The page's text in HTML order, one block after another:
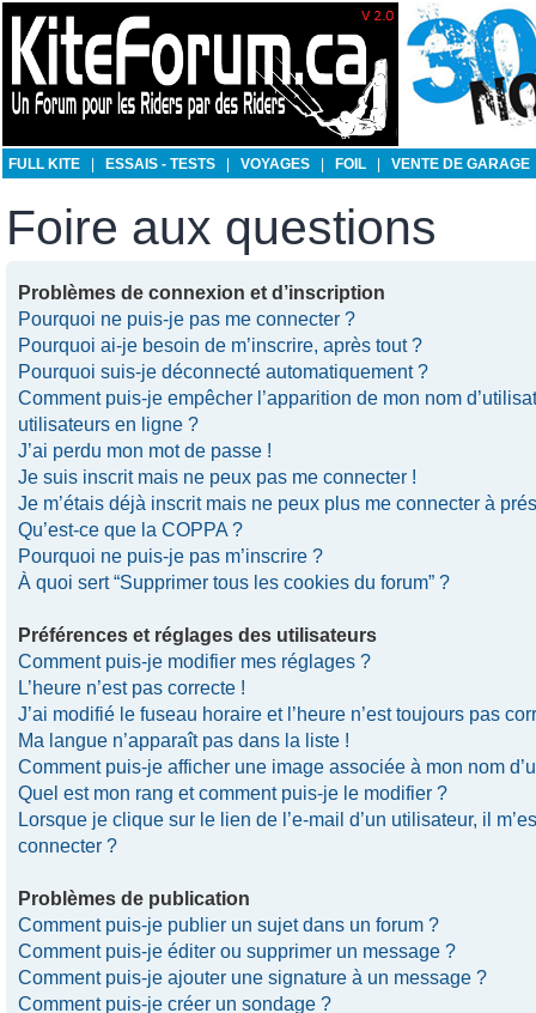
FULL KITE ESSAIS - TESTS VOYAGES FOIL VENTE DE GARAGE
Foire aux questions
Problèmes de connexion et d’inscription
Pourquoi ne puis-je pas me connecter ?
Pourquoi ai-je besoin de m’inscrire, après tout ?
Pourquoi suis-je déconnecté automatiquement ?
Comment puis-je empêcher l’apparition de mon nom
utilisateurs en ligne ?
J’ai perdu mon mot de passe !
Je suis inscrit mais ne peux pas me connecter !
Je m’étais déjà inscrit mais ne peux plus me connecter à
Qu’est-ce que la COPPA ?
Pourquoi ne puis-je pas m’inscrire ?
À quoi sert “Supprimer tous les cookies du forum” ?
Préférences et réglages des utilisateurs
Comment puis-je modifier mes réglages ?
L’heure n’est pas correcte !
J’ai modifié le fuseau horaire et l’heure n’est toujours pas
Ma langue n’apparaît pas dans la liste !
Comment puis-je afficher une image associée à mon nom
Quel est mon rang et comment puis-je le modifier ?
Lorsque je clique sur le lien de l’e-mail d’un utilisateur, il
connecter ?
Problèmes de publication
Comment puis-je publier un sujet dans un forum ?
Comment puis-je éditer ou supprimer un message ?
Comment puis-je ajouter une signature à un message ?
Comment puis-je créer un sondage ?